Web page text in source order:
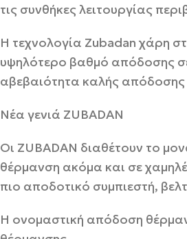
τις συνθήκες λειτουργίας
Η τεχνολογία Zubadan χάρη
υψηλότερο βαθμό απόδοσης
αβεβαιότητα καλής απόδοσης
Νέα γενιά ZUBADAN
Οι ZUBADAN διαθέτουν το
θέρμανση ακόμα και σε
πιο αποδοτικό συμπιεστή,
Η ονομαστική απόδοση